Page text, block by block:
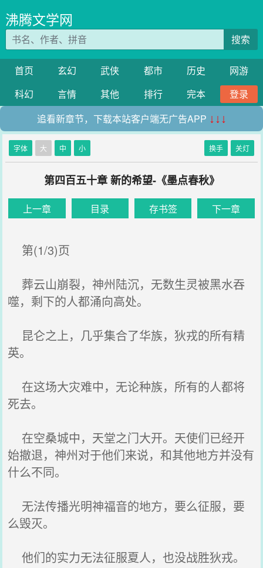
沸腾文学网
搜索
首页 玄幻 武侠 都市 历史
网游
科幻
言情 其他 排行 完本
登录
追看新章节，下载本站客户端无广告APP ↓↓↓
字体 大 中 小 换手 关灯
第四百五十章 新的希望-《墨点春秋》
上一章 目录 存书签 下一章
第(1/3)页
葬云山崩裂，神州陆沉，无数生灵被黑水吞
噬，剩下的人都涌向高处。
昆仑之上，几乎集合了华族，狄戎的所有精
英。
在这场大灾难中，无论种族，所有的人都将
死去。
在空桑城中，天堂之门大开。天使们已经开
始撤退，神州对于他们来说，和其他地方并没有
什么不同。
无法传播光明神福音的地方，要么征服，要
么毁灭。
他们的实力无法征服夏人，也没战胜狄戎。